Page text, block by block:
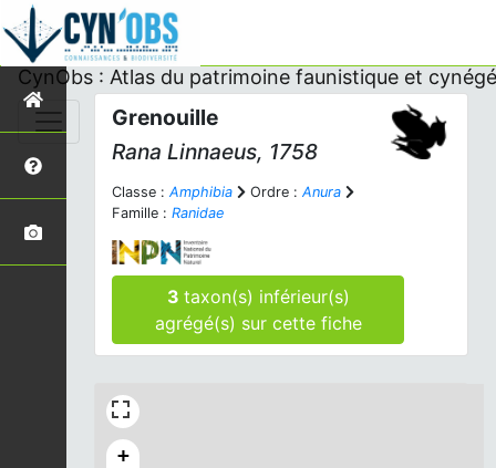
CynObs : Atlas du patrimoine faunistique et
Grenouille
Rana Linnaeus, 1758
Classe : Amphibia Ordre : Anura
Famille : Ranidae
3 taxon(s) inférieur(s)
agrégé(s) sur cette fiche
+